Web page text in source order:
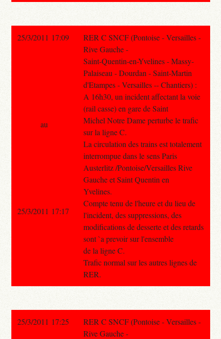
25/3/2011 17:09
RER C SNCF (Pontoise - Versailles -
Rive Gauche -
Saint-Quentin-en-Yvelines - Massy-
Palaiseau - Dourdan - Saint-Martin
d'Etampes - Versailles -- Chantiers) :
A 16h30, un incident affectant la voie
(rail casse) en gare de Saint
Michel Notre Dame perturbe le trafic
sur la ligne C.
La circulation des trains est totalement
interrompue dans le sens Paris
Austerlitz /Pontoise/Versailles Rive
Gauche et Saint Quentin en
Yvelines.
Compte tenu de l'heure et du lieu de
l'incident, des suppressions, des
modifications de desserte et des retards
sont `a prevoir sur l'ensemble
de la ligne C.
Trafic normal sur les autres lignes de
RER.
au
25/3/2011 17:17
25/3/2011 17:25
RER C SNCF (Pontoise - Versailles -
Rive Gauche -